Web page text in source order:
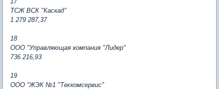
ТСЖ ВСК "Каскад"
1 279 287,37
18
ООО "Управляющая компания "Лидер"
736 216,93
19
ООО "ЖЭК №1 "Техкомсервис"